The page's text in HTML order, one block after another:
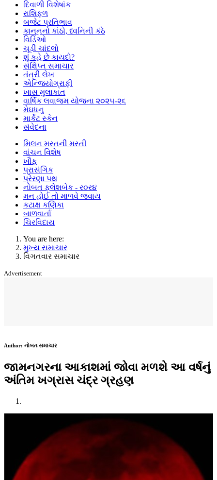
દિવાળી વિશેષાંક
રાશિફળ
બજેટ પ્રતિભાવ
કાનૂનનો કાંઠો, ધ્વનિની કંઠે
વિડિઓ
ચૂડી ચાંદલો
શું કહે છે કાયદો?
સંક્ષિપ્ત સમાચાર
તંત્રી લેખ
એન્જિયોગ્રાફી
ખાસ મુલાકાત
વાર્ષિક લવાજમ યોજના ૨૦૨૫-૨૬
મેઘધનુ
માર્કેટ સ્કેન
સંવેદના
મિલન મસ્તની મસ્તી
વાંચન વિશેષ
ખૌફ
પ્રાસંગિક
પ્રેરણા પથ
નોબત ફ્લેશબેક - ર૦ર૪
મન હોઈ તો માળવે જવાય
કટાક્ષ કણિકા
બાળવાર્તા
ચિરવિદાય
You are here:
મુખ્ય સમાચાર
વિગતવાર સમાચાર
Advertisement
Author: નોબત સમાચાર
જામનગરના આકાશમાં જોવા મળશે આ વર્ષનું
અંતિમ ખગ્રાસ ચંદ્ર ગ્રહણ